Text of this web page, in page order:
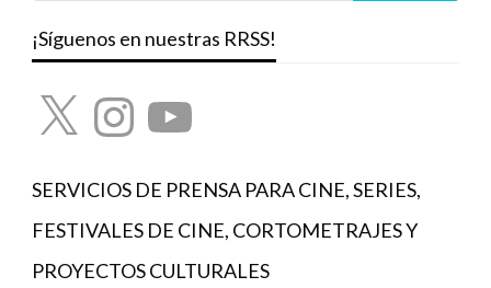
¡Síguenos en nuestras RRSS!
X InstagramYouTube
SERVICIOS DE PRENSA PARA CINE, SERIES,
FESTIVALES DE CINE, CORTOMETRAJES Y
PROYECTOS CULTURALES